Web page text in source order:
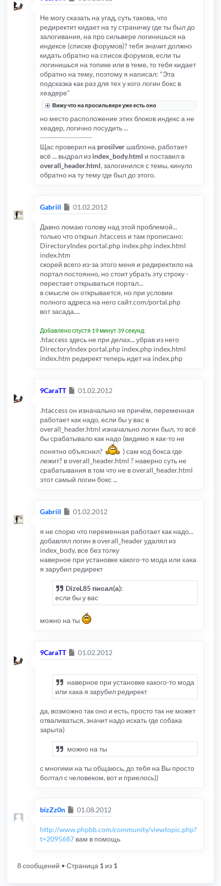
Не могу сказать на угад, суть такова, что
редиректит кидает на ту страничку где ты был до
залогивания, на про сильвере логинишься на
индексе (списке форумов)? тебя значит должно
кидать обратно на список форумов, если ты
логинишься на топике или в теме, то тебя кидает
обратно на тему, поэтому я написал: "Эта
подсказка как раз для тех у кого логин бокс в
хеадере"
Вижу что на просильвере уже есть оно
но место расположение этих блоков индекс а не
хеадер, логично посудить ...
---------------------
Щас проверил на prosilver шаблоне, работает
всё ... выдрал из index_body.html и поставил в
overall_header.html, залогинился с темы, кинуло
обратно на ту тему где был до этого.
Gabriil Сообщение
01.02.2012
Давно ломаю голову над этой проблемой...
только что открыл .htaccess и там прописано:
DirectoryIndex portal.php index.php index.html
index.htm
скорей всего из-за этого меня и редиректило на
портал постоянно, но стоит убрать эту строку -
перестает открываться портал...
в смысле он открывается, но при условии
полного адреса на него сайт.com/portal.php
вот засада....
Добавлено спустя 19 минут 39 секунд:
.htaccess здесь не при делах... убрав из него
DirectoryIndex portal.php index.php index.html
index.htm редирект теперь идет на index.php
9CaraTT Сообщение
01.02.2012
.htaccess он изначально не причём, переменная
работает как надо, если бы у вас в
overall_header.html изначально логин был, то всё
бы срабатывало как надо (видимо я как-то не
понятно объяснил?
) сам код бокса где
лежит? в overall_header.html ? наверно суть не
срабатывания в том что не в overall_header.html
этот самый логин бокс ...
Gabriil Сообщение
01.02.2012
я не спорю что переменная работает как надо...
добавлял логин в overall_header удалял из
index_body, все без толку
наверное при установке какого-то мода или хака
я зарубил редирект
DizeL85 писал(а):
если бы у вас
можно на ты
9CaraTT Сообщение
01.02.2012
наверное при установке какого-то мода
или хака я зарубил редирект
да, возможно так оно и есть, просто так не может
отваливаться, значит надо искать где собака
зарыта)
можно на ты
с многими на ты общаюсь, до тебя на Вы просто
болтал с человеком, вот и приелось))
bizZz0n Сообщение
01.08.2012
http://www.phpbb.com/community/viewtopic.php?
t=2095687 вам в помощь
8 сообщений • Страница 1 из 1